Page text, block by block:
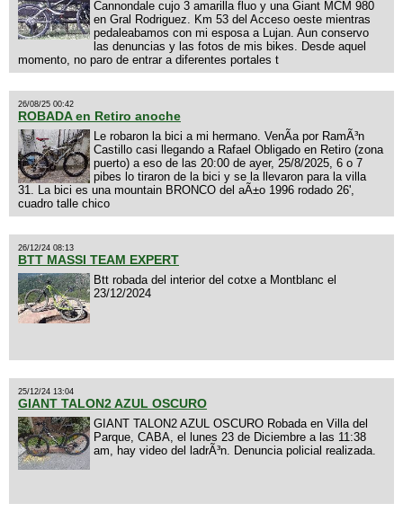
Cannondale cujo 3 amarilla fluo y una Giant MCM 980
en Gral Rodriguez. Km 53 del Acceso oeste mientras
pedaleabamos con mi esposa a Lujan. Aun conservo
las denuncias y las fotos de mis bikes. Desde aquel
momento, no paro de entrar a diferentes portales t
26/08/25 00:42
ROBADA en Retiro anoche
Le robaron la bici a mi hermano. VenÃ­a por RamÃ³n
Castillo casi llegando a Rafael Obligado en Retiro (zona
puerto) a eso de las 20:00 de ayer, 25/8/2025, 6 o 7
pibes lo tiraron de la bici y se la llevaron para la villa
31. La bici es una mountain BRONCO del aÃ±o 1996 rodado 26',
cuadro talle chico
26/12/24 08:13
BTT MASSI TEAM EXPERT
Btt robada del interior del cotxe a Montblanc el
23/12/2024
25/12/24 13:04
GIANT TALON2 AZUL OSCURO
GIANT TALON2 AZUL OSCURO Robada en Villa del
Parque, CABA, el lunes 23 de Diciembre a las 11:38
am, hay video del ladrÃ³n. Denuncia policial realizada.